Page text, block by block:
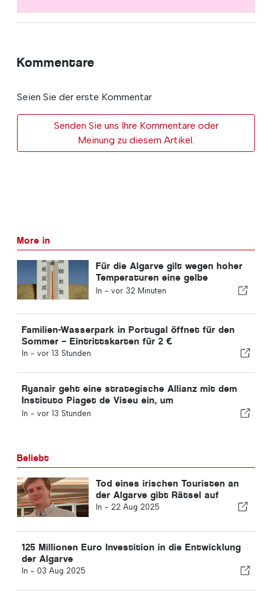
Kommentare
Seien Sie der erste Kommentar
Senden Sie uns Ihre Kommentare oder
Meinung zu diesem Artikel.
More in
Für die Algarve gilt wegen hoher
Temperaturen eine gelbe
Warnung
In - vor 32 Minuten
Familien-Wasserpark in Portugal öffnet für den
Sommer – Eintrittskarten für 2 €
In - vor 13 Stunden
Ryanair geht eine strategische Allianz mit dem
Instituto Piaget de Viseu ein, um
Ausbildungsangebote für die Luftfahrtbranche in
In - vor 13 Stunden
Beliebt
Tod eines irischen Touristen an
der Algarve gibt Rätsel auf
In - 22 Aug 2025
125 Millionen Euro Investition in die Entwicklung
der Algarve
In - 03 Aug 2025